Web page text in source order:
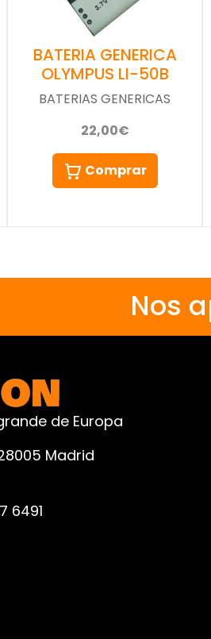
BATERIA GENERICA
OLYMPUS LI-50B
BATERIAS GENERICAS
22,00€
Comprar
Nos
de Europa
Madrid
6491